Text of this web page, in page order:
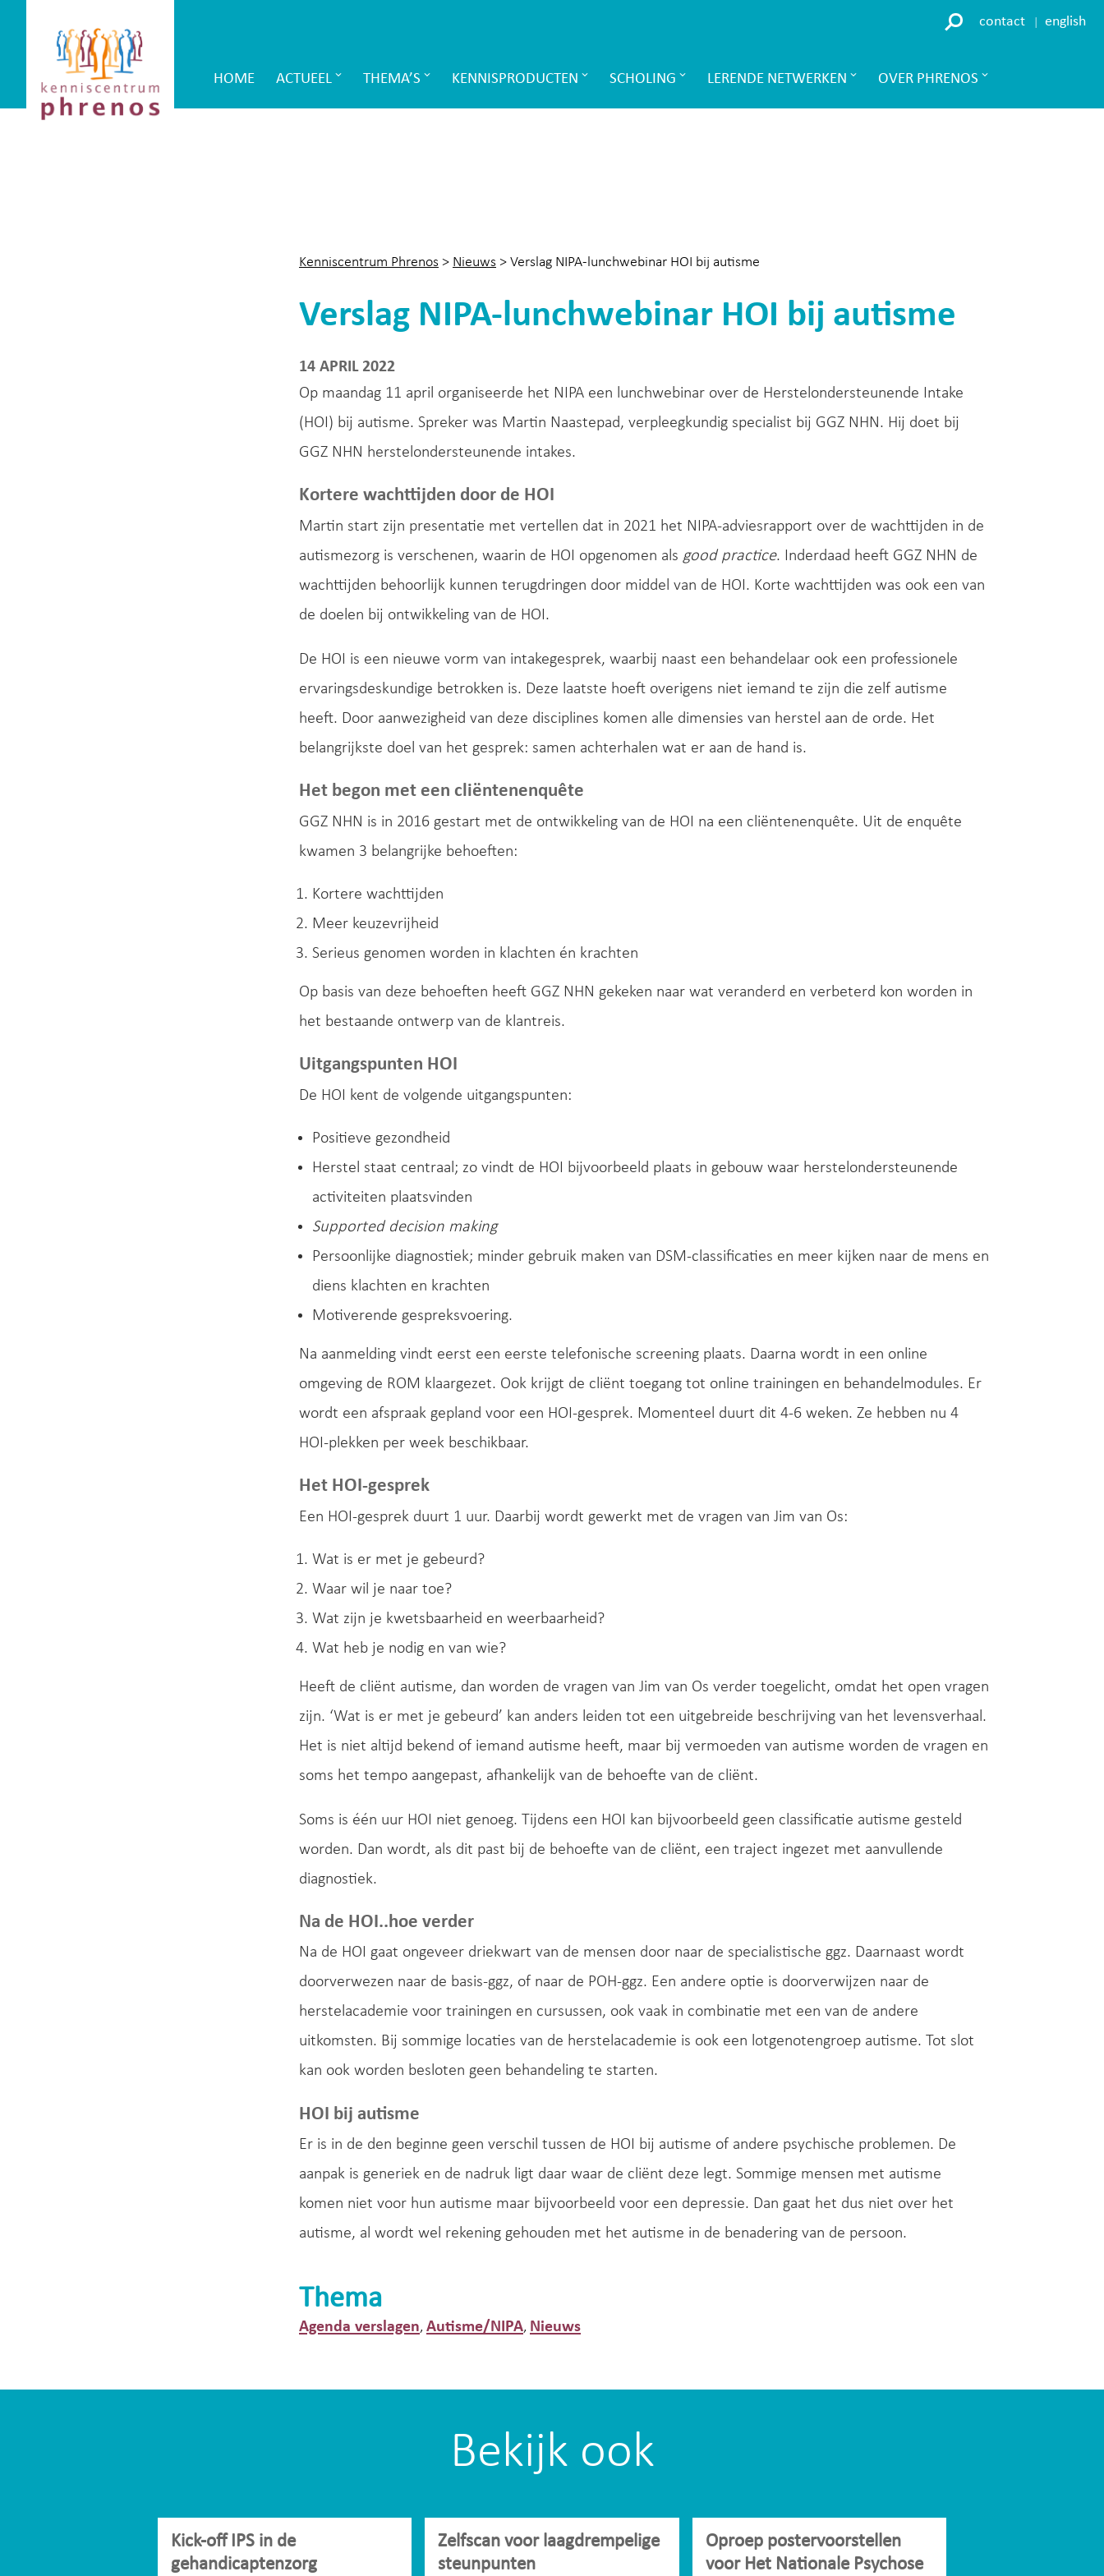
Phrenos
website
contact english
Main
HOME ACTUEEL THEMA’S KENNISPRODUCTEN SCHOLING LERENDE NETWERKEN OVER PHRENOS
Kenniscentrum Phrenos > Nieuws > Verslag NIPA-lunchwebinar HOI bij autisme
Verslag NIPA-lunchwebinar HOI bij autisme
14 APRIL 2022
Op maandag 11 april organiseerde het NIPA een lunchwebinar over de Herstelondersteunende Intake
(HOI) bij autisme. Spreker was Martin Naastepad, verpleegkundig specialist bij GGZ NHN. Hij doet bij
GGZ NHN herstelondersteunende intakes.
Kortere wachttijden door de HOI
Martin start zijn presentatie met vertellen dat in 2021 het NIPA-adviesrapport over de wachttijden in de
autismezorg is verschenen, waarin de HOI opgenomen als good practice. Inderdaad heeft GGZ NHN de
wachttijden behoorlijk kunnen terugdringen door middel van de HOI. Korte wachttijden was ook een van
de doelen bij ontwikkeling van de HOI.
De HOI is een nieuwe vorm van intakegesprek, waarbij naast een behandelaar ook een professionele
ervaringsdeskundige betrokken is. Deze laatste hoeft overigens niet iemand te zijn die zelf autisme
heeft. Door aanwezigheid van deze disciplines komen alle dimensies van herstel aan de orde. Het
belangrijkste doel van het gesprek: samen achterhalen wat er aan de hand is.
Het begon met een cliëntenenquête
GGZ NHN is in 2016 gestart met de ontwikkeling van de HOI na een cliëntenenquête. Uit de enquête
kwamen 3 belangrijke behoeften:
Kortere wachttijden
Meer keuzevrijheid
Serieus genomen worden in klachten én krachten
Op basis van deze behoeften heeft GGZ NHN gekeken naar wat veranderd en verbeterd kon worden in
het bestaande ontwerp van de klantreis.
Uitgangspunten HOI
De HOI kent de volgende uitgangspunten:
Positieve gezondheid
Herstel staat centraal; zo vindt de HOI bijvoorbeeld plaats in gebouw waar herstelondersteunende
activiteiten plaatsvinden
Supported decision making
Persoonlijke diagnostiek; minder gebruik maken van DSM-classificaties en meer kijken naar de mens en
diens klachten en krachten
Motiverende gespreksvoering.
Na aanmelding vindt eerst een eerste telefonische screening plaats. Daarna wordt in een online
omgeving de ROM klaargezet. Ook krijgt de cliënt toegang tot online trainingen en behandelmodules. Er
wordt een afspraak gepland voor een HOI-gesprek. Momenteel duurt dit 4-6 weken. Ze hebben nu 4
HOI-plekken per week beschikbaar.
Het HOI-gesprek
Een HOI-gesprek duurt 1 uur. Daarbij wordt gewerkt met de vragen van Jim van Os:
Wat is er met je gebeurd?
Waar wil je naar toe?
Wat zijn je kwetsbaarheid en weerbaarheid?
Wat heb je nodig en van wie?
Heeft de cliënt autisme, dan worden de vragen van Jim van Os verder toegelicht, omdat het open vragen
zijn. ‘Wat is er met je gebeurd’ kan anders leiden tot een uitgebreide beschrijving van het levensverhaal.
Het is niet altijd bekend of iemand autisme heeft, maar bij vermoeden van autisme worden de vragen en
soms het tempo aangepast, afhankelijk van de behoefte van de cliënt.
Soms is één uur HOI niet genoeg. Tijdens een HOI kan bijvoorbeeld geen classificatie autisme gesteld
worden. Dan wordt, als dit past bij de behoefte van de cliënt, een traject ingezet met aanvullende
diagnostiek.
Na de HOI..hoe verder
Na de HOI gaat ongeveer driekwart van de mensen door naar de specialistische ggz. Daarnaast wordt
doorverwezen naar de basis-ggz, of naar de POH-ggz. Een andere optie is doorverwijzen naar de
herstelacademie voor trainingen en cursussen, ook vaak in combinatie met een van de andere
uitkomsten. Bij sommige locaties van de herstelacademie is ook een lotgenotengroep autisme. Tot slot
kan ook worden besloten geen behandeling te starten.
HOI bij autisme
Er is in de den beginne geen verschil tussen de HOI bij autisme of andere psychische problemen. De
aanpak is generiek en de nadruk ligt daar waar de cliënt deze legt. Sommige mensen met autisme
komen niet voor hun autisme maar bijvoorbeeld voor een depressie. Dan gaat het dus niet over het
autisme, al wordt wel rekening gehouden met het autisme in de benadering van de persoon.
Thema
Agenda verslagen, Autisme/NIPA, Nieuws
Bekijk ook
Kick-off IPS in de
gehandicaptenzorg
Zelfscan voor laagdrempelige
steunpunten
Oproep postervoorstellen
voor Het Nationale Psychose